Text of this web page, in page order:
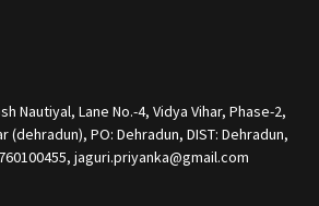
Nautiyal, Lane No.-4, Vidya Vihar, Phase-2,
(dehradun), PO: Dehradun, DIST: Dehradun,
jaguri.priyanka@gmail.com